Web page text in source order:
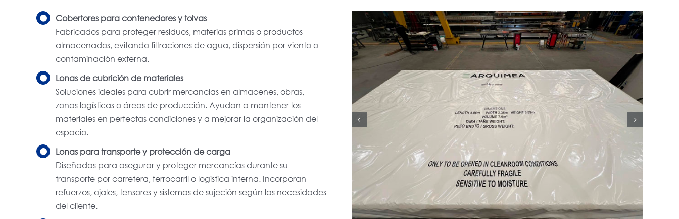
Cobertores para contenedores y tolvas
Fabricados para proteger residuos, materias primas o productos
almacenados, evitando filtraciones de agua, dispersión por viento o
contaminación externa.
Lonas de cubrición de materiales
Soluciones ideales para cubrir mercancías en almacenes, obras,
zonas logísticas o áreas de producción. Ayudan a mantener los
materiales en perfectas condiciones y a mejorar la organización del
espacio.
Lonas para transporte y protección de carga
Diseñadas para asegurar y proteger mercancías durante su
transporte por carretera, ferrocarril o logística interna. Incorporan
refuerzos, ojales, tensores y sistemas de sujeción según las necesidades
del cliente.